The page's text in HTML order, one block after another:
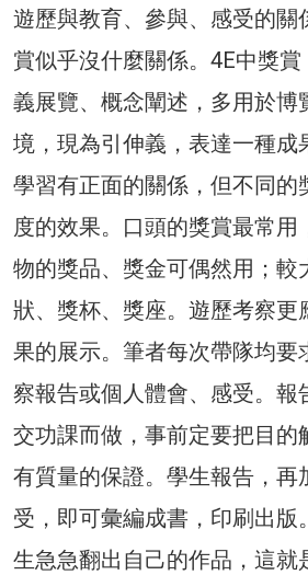
遊歷與教育、參與、感受的關
賞似乎沒什麼關係。4E­中獎
義展覽、概念闡述，多用於博
境，現為引伸義，表達一種成
學習有正面的關係，但不同的
度的效果。口頭的獎賞最常用
物的獎品、獎金可偶然用；較
狀、獎杯、獎座。遊歷考察更
果的展示。筆者每次帶隊均要
察報告或個人體會、感受。報
交功課而做，事前定要把目的
有質量的保證。學生報告，再
受，即可彙編成書，印刷出版
生急急翻出自己的作品，這就